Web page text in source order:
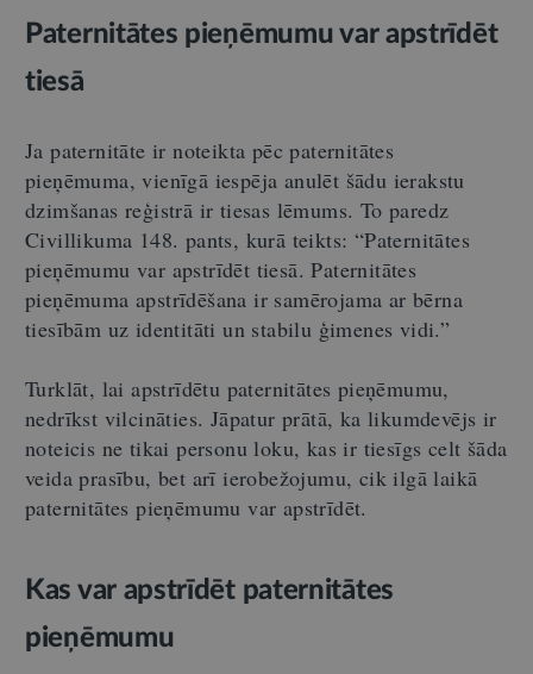
Paternitātes pieņēmumu var apstrīdēt
tiesā
Ja paternitāte ir noteikta pēc paternitātes
pieņēmuma, vienīgā iespēja anulēt šādu ierakstu
dzimšanas reģistrā ir tiesas lēmums. To paredz
Civillikuma 148. pants, kurā teikts: “Paternitātes
pieņēmumu var apstrīdēt tiesā. Paternitātes
pieņēmuma apstrīdēšana ir samērojama ar bērna
tiesībām uz identitāti un stabilu ģimenes vidi.”
Turklāt, lai apstrīdētu paternitātes pieņēmumu,
nedrīkst vilcināties. Jāpatur prātā, ka likumdevējs ir
noteicis ne tikai personu loku, kas ir tiesīgs celt šāda
veida prasību, bet arī ierobežojumu, cik ilgā laikā
paternitātes pieņēmumu var apstrīdēt.
Kas var apstrīdēt paternitātes
pieņēmumu